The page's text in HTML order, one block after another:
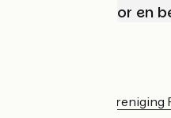
Kies, bereid voor en
De nationale